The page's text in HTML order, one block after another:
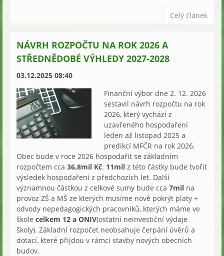
Celý článek
NÁVRH ROZPOČTU NA ROK 2026 A
STŘEDNĚDOBÉ VÝHLEDY 2027-2028
03.12.2025 08:40
Finanční výbor dne 2. 12. 2026
sestavil návrh rozpočtu na rok
2026, který vychází z
uzavřeného hospodaření
leden až listopad 2025 a
predikcí MFČR na rok 2026.
Obec bude v roce 2026 hospodařit se základním
rozpočtem cca 36,8mil Kč. 11mil z této částky bude tvořit
výsledek hospodaření z předchozích let. Další
významnou částkou z celkové sumy bude cca 7mil na
provoz ZŠ a MŠ ze kterých musíme nově pokrýt platy +
odvody nepedagogických pracovníků, kterých máme ve
škole celkem 12 a ONIV(ostatní neinvestiční výdaje
školy). Základní rozpočet neobsahuje čerpání úvěrů a
dotací, které přijdou v rámci stavby nových obecních
budov.